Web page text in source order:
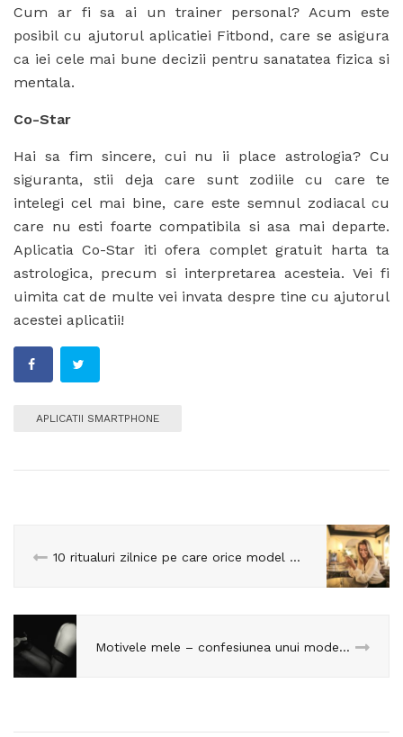
Cum ar fi sa ai un trainer personal? Acum este
posibil cu ajutorul aplicatiei Fitbond, care se asigura
ca iei cele mai bune decizii pentru sanatatea fizica si
mentala.
Co-Star
Hai sa fim sincere, cui nu ii place astrologia? Cu
siguranta, stii deja care sunt zodiile cu care te
intelegi cel mai bine, care este semnul zodiacal cu
care nu esti foarte compatibila si asa mai departe.
Aplicatia Co-Star iti ofera complet gratuit harta ta
astrologica, precum si interpretarea acesteia. Vei fi
uimita cat de multe vei invata despre tine cu ajutorul
acestei aplicatii!
APLICATII SMARTPHONE
10 ritualuri zilnice pe care orice model online ar trebui sa le practice!
Motivele mele – confesiunea unui model de videochat